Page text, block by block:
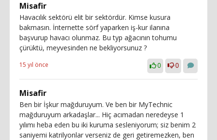
Misafir
Havacılık sektörü elit bir sektördür. Kimse kusura
bakmasın. İnternette sörf yaparken iş-kur ilanına
başvurup havacı olunmaz. Bu typ ağacının tohumu
çürüktü, meyvesinden ne bekliyorsunuz ?
15 yıl önce 0 0
Misafir
Ben bir İşkur mağduruyum. Ve ben bir MyTechnic
mağduruyum arkadaşlar... Hiç acımadan neredeyse 1
yılımı heba eden bu iki kuruma sesleniyorum; siz benim 2
saniyemi katrilyonlar verseniz de geri getiremezken, ben